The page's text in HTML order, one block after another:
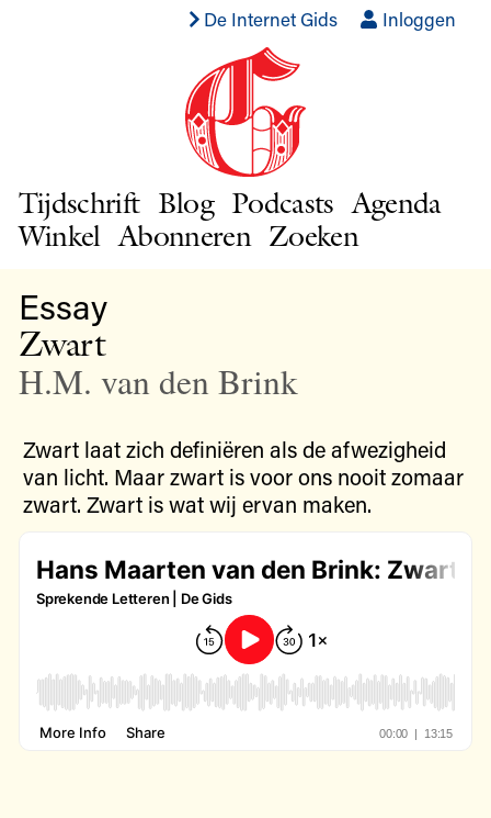
De Internet Gids Inloggen
Tijdschrift Blog Podcasts Agenda
Winkel Abonneren Zoeken
Essay
Zwart
H.M. van den Brink
Zwart laat zich definiëren als de afwezigheid
van licht. Maar zwart is voor ons nooit zomaar
zwart. Zwart is wat wij ervan maken.